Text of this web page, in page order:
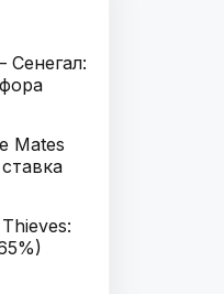
Mates